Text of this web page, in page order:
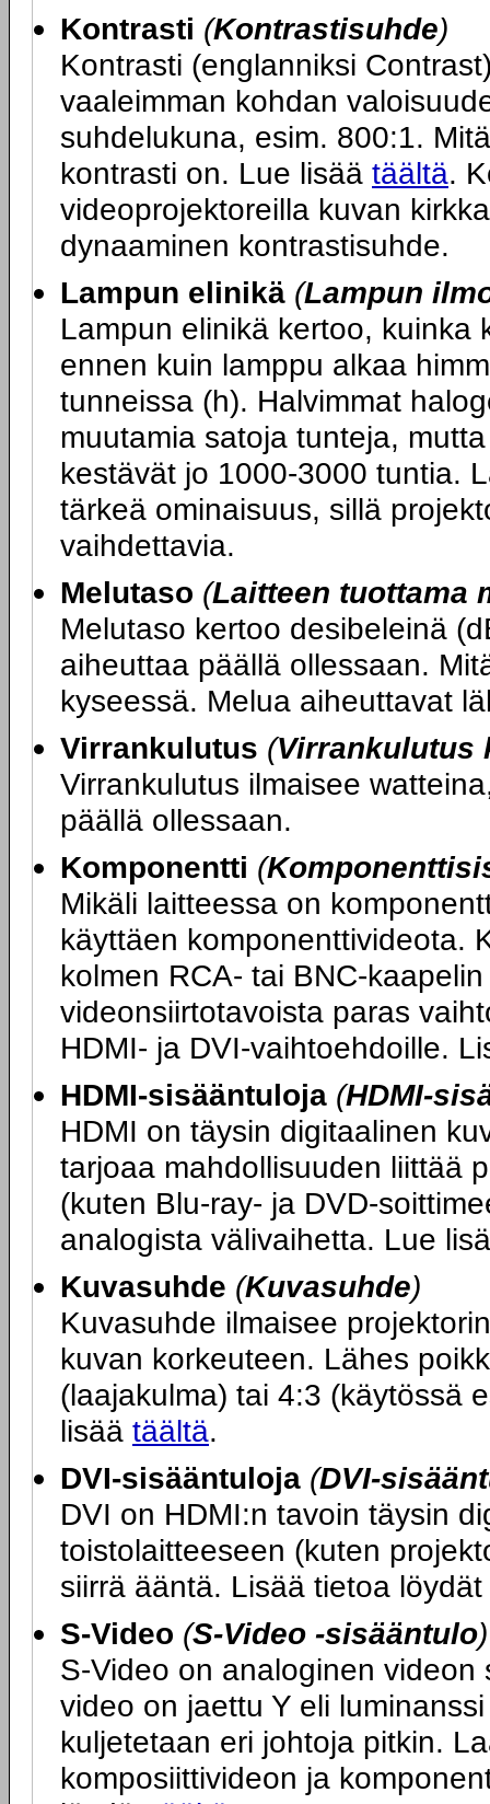
Kontrasti (Kontrastisuhde)
Kontrasti (englanniksi
vaaleimman kohdan
suhdelukuna, esim. 800:1.
kontrasti on. Lue lisää täältä.
videoprojektoreilla kuvan
dynaaminen kontrastisuhde.
Lampun elinikä (Lampun
Lampun elinikä kertoo, kuinka
ennen kuin lamppu alkaa
tunneissa (h). Halvimmat
muutamia satoja tunteja,
kestävät jo 1000-3000 tuntia.
tärkeä ominaisuus, sillä
vaihdettavia.
Melutaso (Laitteen tuottama
Melutaso kertoo desibeleinä
aiheuttaa päällä ollessaan.
kyseessä. Melua aiheuttavat
Virrankulutus (Virrankulutus
Virrankulutus ilmaisee
päällä ollessaan.
Komponentti (
Mikäli laitteessa on
käyttäen komponenttivideota.
kolmen RCA- tai BNC-
videonsiirtotavoista paras
HDMI- ja DVI-vaihtoehdoille.
HDMI-sisääntuloja (HDMI-
HDMI on täysin digitaalinen
tarjoaa mahdollisuuden liittää
(kuten Blu-ray- ja DVD-
analogista välivaihetta. Lue
Kuvasuhde (Kuvasuhde)
Kuvasuhde ilmaisee
kuvan korkeuteen. Lähes
(laajakulma) tai 4:3 (käytössä
lisää täältä.
DVI-sisääntuloja (DVI-
DVI on HDMI:n tavoin täysin
toistolaitteeseen (kuten
siirrä ääntä. Lisää tietoa löydät
S-Video (S-Video -sisääntulo)
S-Video on analoginen
video on jaettu Y eli
kuljetetaan eri johtoja pitkin.
komposiittivideon ja